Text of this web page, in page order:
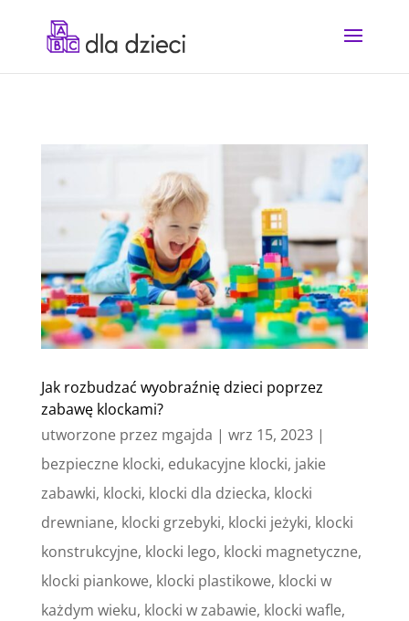
Jak rozbudzać wyobraźnię dzieci poprzez
zabawę klockami?
utworzone przez mgajda | wrz 15, 2023|
bezpieczne klocki, edukacyjne klocki, jakie
zabawki, klocki, klocki dla dziecka, klocki
drewniane, klocki grzebyki, klocki jeżyki, klocki
konstrukcyjne, klocki lego, klocki magnetyczne,
klocki piankowe, klocki plastikowe, klocki w
każdym wieku, klocki w zabawie, klocki wafle,